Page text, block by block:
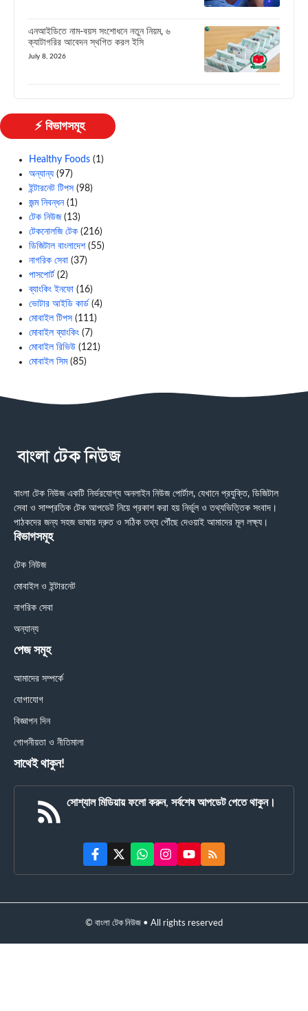
এনআইডিতে নাম-বয়স সংশোধনে নতুন নিয়ম, ৬
ক্যাটাগরির আবেদন স্থগিত করল ইসি
July 8, 2026
⚡ বিভাগসমূহ
Healthy Foods (1)
অন্যান্য (97)
ইন্টারনেট টিপস (98)
জন্ম নিবন্ধন(1)
টেক নিউজ(13)
টেকনোলজি টেক (216)
ডিজিটাল বাংলাদেশ(55)
নাগরিক সেবা (37)
পাসপোর্ট (2)
ব্যাংকিং ইনফো (16)
ভোটার আইডি কার্ড (4)
মোবাইল টিপস (111)
মোবাইল ব্যাংকিং (7)
মোবাইল রিভিউ (121)
মোবাইল সিম(85)
বাংলা টেক নিউজ একটি নির্ভরযোগ্য অনলাইন নিউজ পোর্টাল, যেখানে প্রযুক্তি, ডিজিটাল
সেবা ও সাম্প্রতিক টেক আপডেট নিয়ে প্রকাশ করা হয় নির্ভুল ও তথ্যভিত্তিক সংবাদ।
পাঠকদের জন্য সহজ ভাষায় দ্রুত ও সঠিক তথ্য পৌঁছে দেওয়াই আমাদের মূল লক্ষ্য।
বিভাগসমূহ
টেক নিউজ
মোবাইল ও ইন্টারনেট
নাগরিক সেবা
অন্যান্য
পেজ সমূহ
আমাদের সম্পর্কে
যোগাযোগ
বিজ্ঞাপন দিন
গোপনীয়তা ও নীতিমালা
সাথেই থাকুন!
সোশ্যাল মিডিয়ায় ফলো করুন, সর্বশেষ আপডেট পেতে থাকুন।
© বাংলা টেক নিউজ • All rights reserved